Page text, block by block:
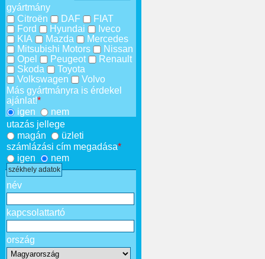
gyártmány
Citroën
DAF
FIAT
Ford
Hyundai
Iveco
KIA
Mazda
Mercedes
Mitsubishi Motors
Nissan
Opel
Peugeot
Renault
Skoda
Toyota
Volkswagen
Volvo
Más gyártmányra is érdekel
ajánlat!*
igen
nem
utazás jellege
magán
üzleti
számlázási cím megadása*
igen
nem
székhely adatok
név
kapcsolattartó
ország